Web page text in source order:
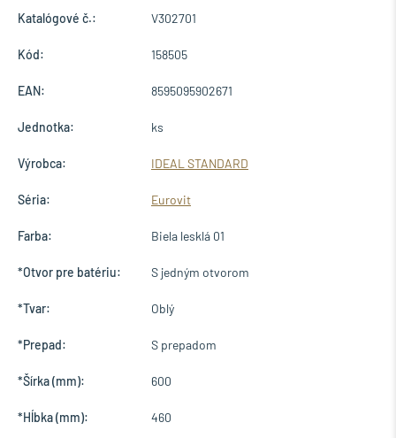
Katalógové č.: V302701
Kód: 158505
EAN: 8595095902671
Jednotka: ks
Výrobca: IDEAL STANDARD
Séria: Eurovit
Farba: Biela lesklá 01
*Otvor pre batériu: S jedným otvorom
*Tvar: Oblý
*Prepad: S prepadom
*Šírka (mm): 600
*Hĺbka (mm): 460